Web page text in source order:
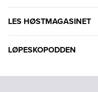
LES HØSTMAGASINET
LØPESKOPODDEN